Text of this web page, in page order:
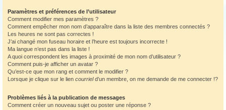
Paramètres et préférences de l’utilisateur
Comment modifier mes paramètres ?
Comment empêcher mon nom d’apparaître dans la liste des membres connectés ?
Les heures ne sont pas correctes !
J’ai changé mon fuseau horaire et l’heure est toujours incorrecte !
Ma langue n’est pas dans la liste !
A quoi correspondent les images à proximité de mon nom d’utilisateur ?
Comment puis-je afficher un avatar ?
Qu’est-ce que mon rang et comment le modifier ?
Lorsque je clique sur le lien courrield’un membre, on me demande de me connecter !?
Problèmes liés à la publication de messages
Comment créer un nouveau sujet ou poster une réponse ?